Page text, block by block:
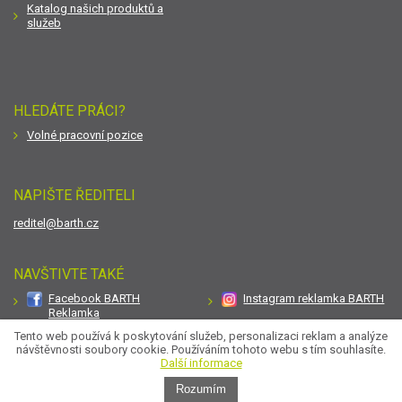
Tento web používá k poskytování služeb, personalizaci reklam a analýze
návštěvnosti soubory cookie. Používáním tohoto webu s tím souhlasíte.
Další informace
Rozumím
Katalog našich produktů a
služeb
HLEDÁTE PRÁCI?
Volné pracovní pozice
NAPIŠTE ŘEDITELI
reditel@barth.cz
NAVŠTIVTE TAKÉ
Facebook BARTH
Reklamka
Instagram reklamka BARTH
YouTube Reklamka TV
O zasílání obchodních sdělení